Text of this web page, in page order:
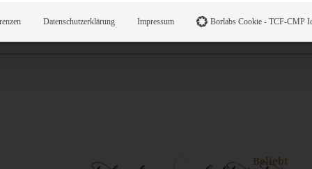
Beliebt
Datenschutzerklärung Impressum Borlabs Cookie - TCF-CMP